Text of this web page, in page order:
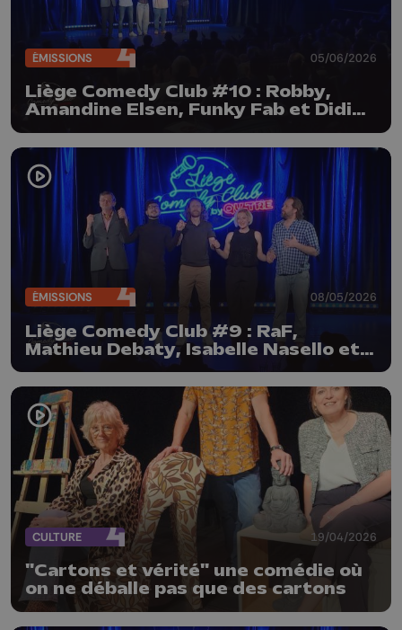
ÉMISSIONS 05/06/2026
Liège Comedy Club #10 : Robby,
Amandine Elsen, Funky Fab et Didier
ÉMISSIONS 08/05/2026
Liège Comedy Club #9 : RaF,
Mathieu Debaty, Isabelle Nasello et
Dan Gagnon
CULTURE 19/04/2026
"Cartons et vérité" une comédie où
on ne déballe pas que des cartons